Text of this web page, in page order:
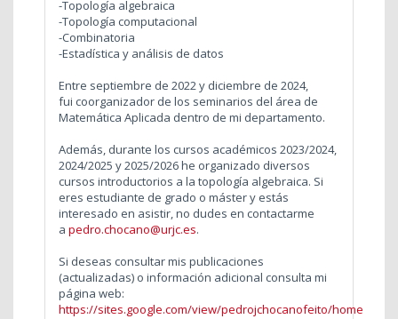
-Topología algebraica
-Topología computacional
-Combinatoria
-Estadística y análisis de datos
Entre septiembre de 2022 y diciembre de 2024,
fui coorganizador de los seminarios del área de
Matemática Aplicada dentro de mi departamento.
Además, durante los cursos académicos 2023/2024,
2024/2025 y 2025/2026 he organizado diversos
cursos introductorios a la topología algebraica. Si
eres estudiante de grado o máster y estás
interesado en asistir, no dudes en contactarme
a pedro.chocano@urjc.es.
Si deseas consultar mis publicaciones
(actualizadas) o información adicional consulta mi
página web:
https://sites.google.com/view/pedrojchocanofeito/home